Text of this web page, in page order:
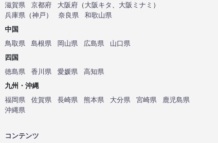
滋賀県
京都府 大阪府 （大阪キタ 大阪ミナミ ）
兵庫県 （神戸） 奈良県
和歌山県
中国
鳥取県
島根県 岡山県 広島県
山口県
四国
徳島県
香川県 愛媛県
高知県
九州・沖縄
福岡県
佐賀県 長崎県 熊本県 大分県 宮崎県
鹿児島県
沖縄県
コンテンツ